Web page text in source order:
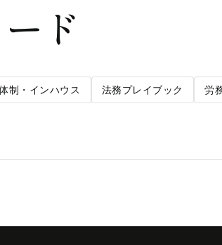
ド
制・インハウス 法務プレイブック 労